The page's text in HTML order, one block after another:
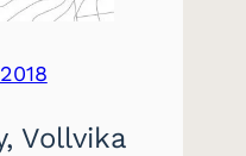
Vollvika